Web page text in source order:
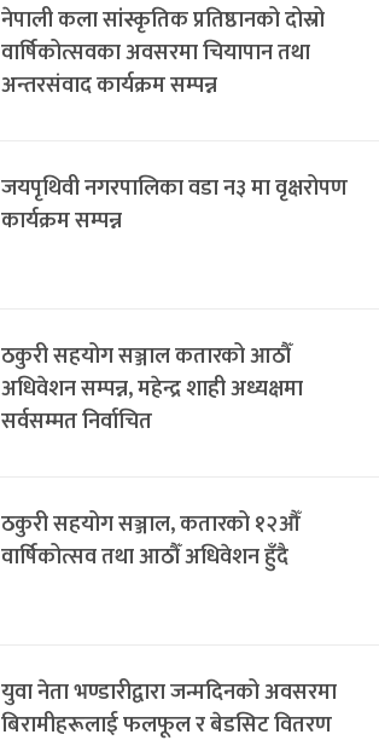
नेपाली कला सांस्कृतिक प्रतिष्ठानको दोस्रो
वार्षिकोत्सवका अवसरमा चियापान तथा
अन्तरसंवाद कार्यक्रम सम्पन्न
जयपृथिवी नगरपालिका वडा न३ मा वृक्षरोपण
कार्यक्रम सम्पन्न
ठकुरी सहयोग सञ्जाल कतारको आठौँ
अधिवेशन सम्पन्न, महेन्द्र शाही अध्यक्षमा
सर्वसम्मत निर्वाचित
ठकुरी सहयोग सञ्जाल, कतारको १२औँ
वार्षिकोत्सव तथा आठौँ अधिवेशन हुँदै
युवा नेता भण्डारीद्वारा जन्मदिनको अवसरमा
बिरामीहरूलाई फलफूल र बेडसिट वितरण